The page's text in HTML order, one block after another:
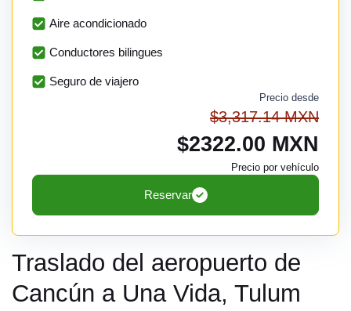
Aire acondicionado
Conductores bilingues
Seguro de viajero
Precio desde
$3,317.14 MXN
$2322.00 MXN
Precio por vehículo
Reservar
Traslado del aeropuerto de
Cancún a Una Vida, Tulum